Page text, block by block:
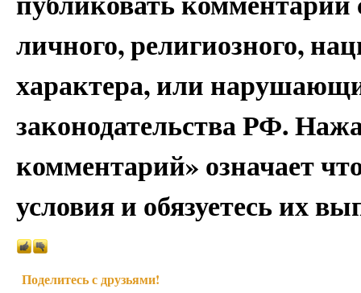
личного, религиозного,
характера, или
законодательства РФ.
комментарий» означает
условия и обязуетесь их